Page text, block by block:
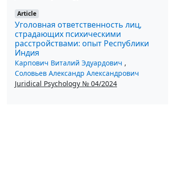
Article
Уголовная ответственность лиц,
страдающих психическими
расстройствами: опыт Республики
Индия
Карпович Виталий Эдуардович ,
Соловьев Александр Александрович
Juridical Psychology № 04/2024